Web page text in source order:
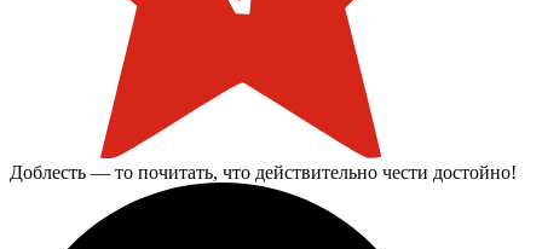
Доблесть — то почитать, что действительно чести достойно!